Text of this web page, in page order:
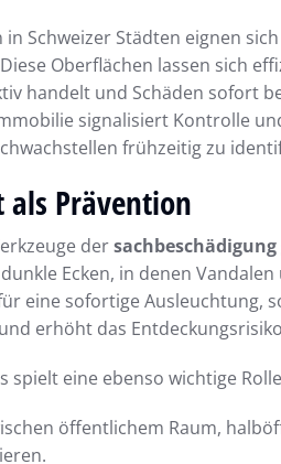
Schweizer Städten eignen
Oberflächen lassen sich
handelt und Schäden sofort
signalisiert Kontrolle
frühzeitig zu
Prävention
der
Ecken, in denen
eine sofortige Ausleuchtung,
erhöht das
spielt eine ebenso wichtige
öffentlichem Raum,